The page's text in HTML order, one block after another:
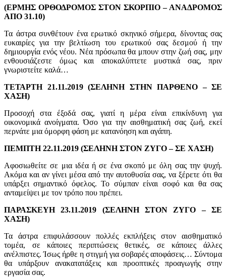
(ΕΡΜΗΣ ΟΡΘΟΔΡΟΜΟΣ ΣΤΟΝ ΣΚΟΡΠΙΟ – ΑΝΑΔΡΟΜΟΣ
ΑΠΟ 31.10)
Τα άστρα συνθέτουν ένα ερωτικό σκηνικό σήμερα, δίνοντας σας
ευκαιρίες για την βελτίωση του ερωτικού σας δεσμού ή την
δημιουργία ενός νέου. Νέα πρόσωπα θα μπουν στην ζωή σας, μην
ενθουσιάζεστε όμως και αποκαλύπτετε μυστικά σας, πριν
γνωριστείτε καλά…
ΤΕΤΑΡΤΗ 21.11.2019 (ΣΕΛΗΝΗ ΣΤΗΝ ΠΑΡΘΕΝΟ – ΣΕ
ΧΑΣΗ)
Προσοχή στα έξοδά σας, γιατί η μέρα είναι επικίνδυνη για
οικονομικά ανοίγματα. Όσο για την αισθηματική σας ζωή, εκεί
περνάτε μια όμορφη φάση με κατανόηση και αγάπη.
ΠΕΜΠΤΗ 22.11.2019 (ΣΕΛΗΝΗ ΣΤΟΝ ΖΥΓΟ – ΣΕ ΧΑΣΗ)
Αφοσιωθείτε σε μια ιδέα ή σε ένα σκοπό με όλη σας την ψυχή.
Ακόμα και αν γίνει μέσα από την αυτοθυσία σας, να ξέρετε ότι θα
υπάρξει σημαντικό όφελος. Το σύμπαν είναι σοφό και θα σας
ανταμείψει με τον τρόπο που πρέπει.
ΠΑΡΑΣΚΕΥΗ 23.11.2019 (ΣΕΛΗΝΗ ΣΤΟΝ ΖΥΓΟ – ΣΕ
ΧΑΣΗ)
Τα άστρα επιφυλάσσουν πολλές εκπλήξεις στον αισθηματικό
τομέα, σε κάποιες περιπτώσεις θετικές, σε κάποιες άλλες
ανέλπιστες. Ίσως ήρθε η στιγμή για σοβαρές αποφάσεις… Σύντομα
θα υπάρξουν ανακατατάξεις και προοπτικές προαγωγής στην
εργασία σας.